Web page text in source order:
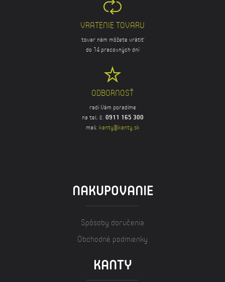
VRATENIE TOVARU
tovar nám môžete vrátiť
do 14 pracovných dní
ODBORNOSŤ
radi Vám poradíme
na tel. č. 0911 165 300
mail: kanty@kanty.sk
NAKUPOVANIE
Spôsoby doručenia
Obchodné podmienky
KANTY